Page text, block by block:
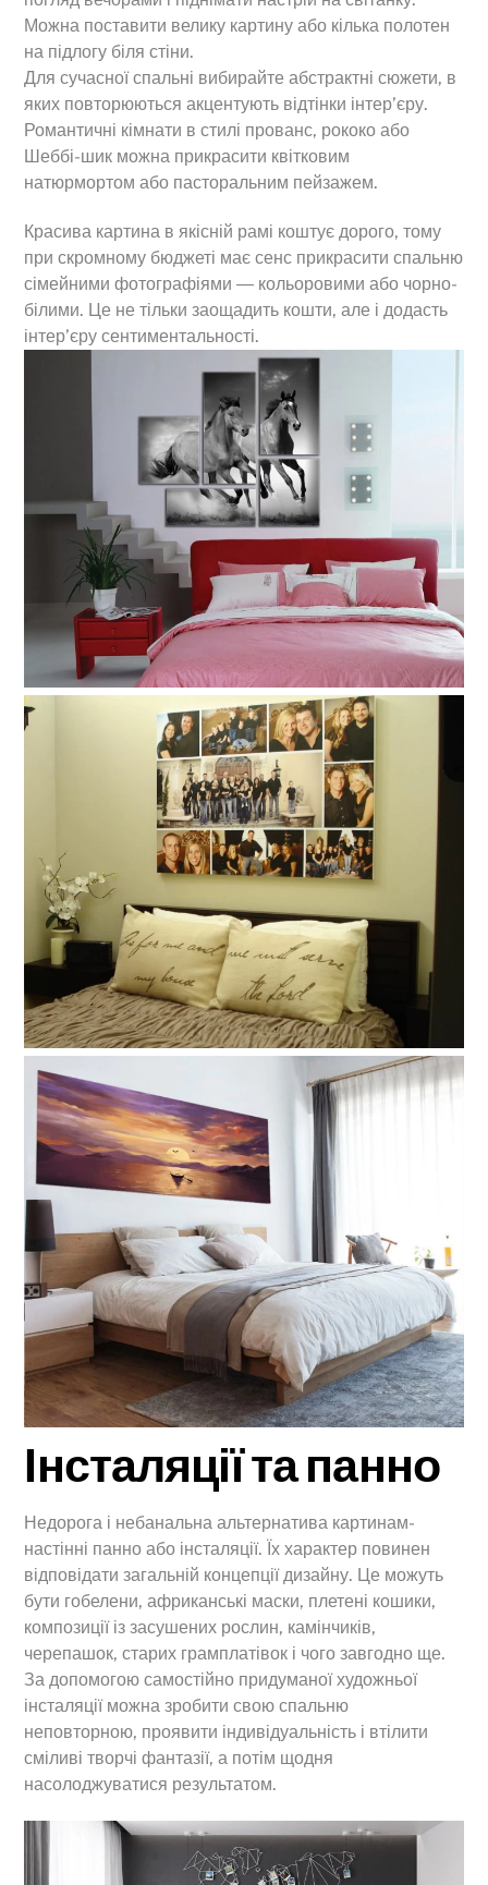
Можна поставити велику картину або кілька полотен
на підлогу біля стіни.
Для сучасної спальні вибирайте абстрактні сюжети, в
яких повторюються акцентують відтінки інтер’єру.
Романтичні кімнати в стилі прованс, рококо або
Шеббі-шик можна прикрасити квітковим
натюрмортом або пасторальним пейзажем.
Красива картина в якісній рамі коштує дорого, тому
при скромному бюджеті має сенс прикрасити спальню
сімейними фотографіями ― кольоровими або чорно-
білими. Це не тільки заощадить кошти, але і додасть
інтер’єру сентиментальності.
Інсталяції та панно
Недорога і небанальна альтернатива картинам-
настінні панно або інсталяції. Їх характер повинен
відповідати загальній концепції дизайну. Це можуть
бути гобелени, африканські маски, плетені кошики,
композиції із засушених рослин, камінчиків,
черепашок, старих грамплатівок і чого завгодно ще.
За допомогою самостійно придуманої художньої
інсталяції можна зробити свою спальню
неповторною, проявити індивідуальність і втілити
сміливі творчі фантазії, а потім щодня
насолоджуватися результатом.